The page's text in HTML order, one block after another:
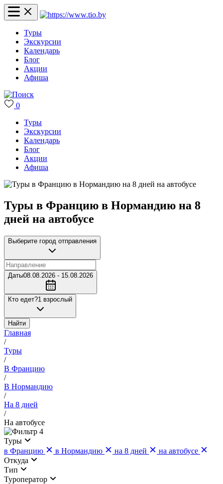
Туры
Экскурсии
Календарь
Блог
Акции
Афиша
0
Туры
Экскурсии
Календарь
Блог
Акции
Афиша
Туры в Францию в Нормандию на 8
дней на автобусе
Выберите город отправления
Даты08.08.2026 - 15.08.2026
Кто едет?1 взрослый
Найти
Главная
/
Туры
/
В Францию
/
В Нормандию
/
На 8 дней
/
На автобусе
4
Туры
в Францию
в Нормандию на 8 дней
на автобусе
Откуда
Тип
Туроператор